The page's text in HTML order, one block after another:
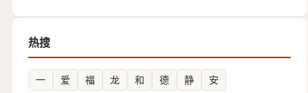
热搜
一 爱 福 龙 和 德 静 安